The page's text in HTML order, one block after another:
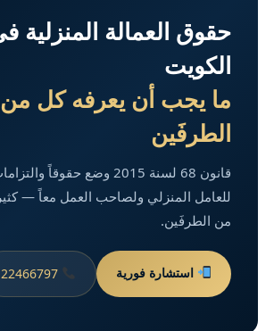
حقوق العمالة المنزلية
الكويت
ما يجب أن يعرفه كل من
الطرفَين
قانون 68 لسنة 2015 وضع حقوقاً
للعامل المنزلي ولصاحب العمل معاً —
من الطرفَين.
استشارة فورية